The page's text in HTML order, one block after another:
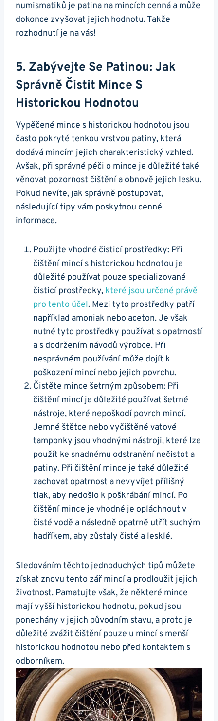
numismatiků⁣ je patina na mincích cenná a ​může‌
dokonce zvyšovat jejich hodnotu. Takže
rozhodnutí je na vás!
5.‍ Zabývejte Se Patinou: Jak
Správně Čistit Mince ​s
Historickou Hodnotou
Vypěčené mince s historickou hodnotou jsou
často ​pokryté tenkou vrstvou patiny, ‍která
dodává​ mincím jejich charakteristický ⁣vzhled.
Avšak, při správné péči o ⁣mince je důležité také
věnovat pozornost čištění a obnově ⁢jejich lesku.
Pokud nevíte, jak ⁣správně postupovat,
následující tipy vám poskytnou cenné
informace.
Použijte vhodné čisticí prostředky: Při
čištění mincí‌ s historickou hodnotou je
důležité používat ‌pouze specializované
čisticí prostředky, které jsou určené⁢ právě
pro tento účel. Mezi tyto prostředky patří
například amoniak nebo⁢ aceton. Je však
nutné tyto‍ prostředky používat ‌s opatrností
a s ⁣dodržením návodů výrobce. Při
nesprávném⁣ používání může dojít k
poškození mincí nebo jejich povrchu.
Čistěte mince šetrným⁢ způsobem: Při
čištění mincí je‍ důležité používat šetrné
nástroje, které ​nepoškodí povrch mincí.
Jemné štětce ⁣nebo vyčištěné vatové
tamponky jsou vhodnými nástroji, které lze
použít‍ ke snadnému odstranění nečistot a
patiny. Při​ čištění ​mince je⁢ také ‌důležité
zachovat ‌opatrnost a nevyvíjet přílišný
tlak, aby nedošlo k poškrábání mincí. Po
čištění mince je vhodné je opláchnout v
⁢čisté vodě a následně opatrně ‌utřít suchým
hadříkem, aby zůstaly čisté a lesklé.
Sledováním těchto jednoduchých tipů můžete
získat znovu tento zář mincí ​a ⁤prodloužit ​jejich
životnost. Pamatujte však, že⁢ některé mince
mají⁤ vyšší historickou ‌hodnotu, pokud jsou
ponechány v jejich původním stavu, a proto je
důležité zvážit čištění pouze u mincí s menší
historickou hodnotou nebo ⁤před kontaktem s
odborníkem.